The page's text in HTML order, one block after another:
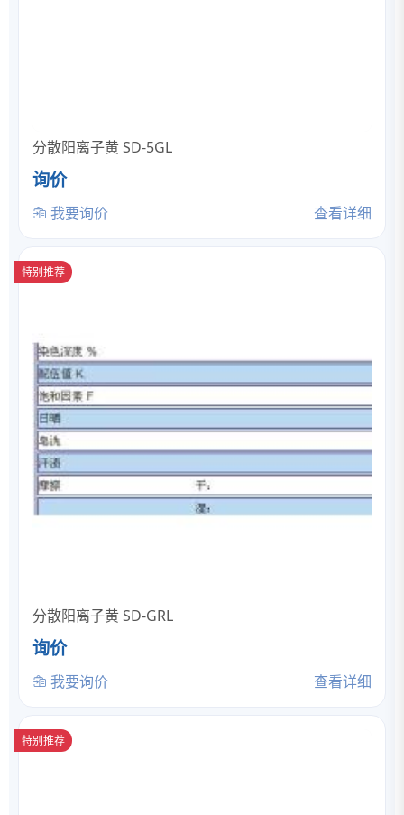
分散阳离子黄 SD-5GL
询价
我要询价 查看详细
特别推荐
分散阳离子黄 SD-GRL
询价
我要询价 查看详细
特别推荐